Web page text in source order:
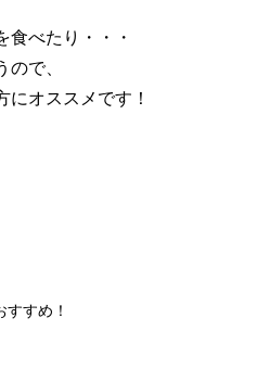
食べたり・・・
ので、
にオススメです！
すめ！